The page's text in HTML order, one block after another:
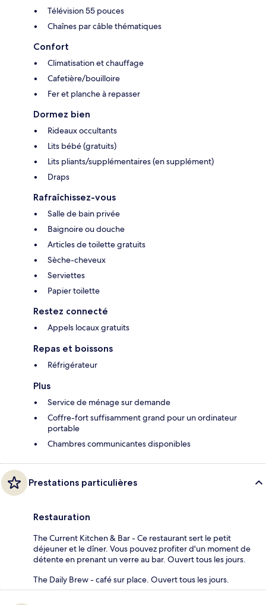
Télévision 55 pouces
Chaînes par câble thématiques
Confort
Climatisation et chauffage
Cafetière/bouilloire
Fer et planche à repasser
Dormez bien
Rideaux occultants
Lits bébé (gratuits)
Lits pliants/supplémentaires (en supplément)
Draps
Rafraîchissez-vous
Salle de bain privée
Baignoire ou douche
Articles de toilette gratuits
Sèche-cheveux
Serviettes
Papier toilette
Restez connecté
Appels locaux gratuits
Repas et boissons
Réfrigérateur
Plus
Service de ménage sur demande
Coffre-fort suffisamment grand pour un ordinateur
portable
Chambres communicantes disponibles
Prestations particulières
Restauration
The Current Kitchen & Bar - Ce restaurant sert le petit
déjeuner et le dîner. Vous pouvez profiter d'un moment de
détente en prenant un verre au bar. Ouvert tous les jours.
The Daily Brew - café sur place. Ouvert tous les jours.